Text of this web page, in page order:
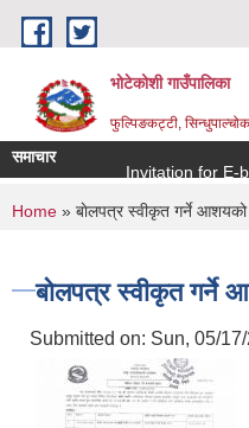
Skip to main content
भोटेकोशी गाउँपालिका
फुल्पिङकट्टी,
समाचार
Invitation for E-bid
You are here
Home » बाेलपत्र स्वीकृत गर्ने
बाेलपत्र स्वीकृत गर्ने
Submitted on: Sun, 05/